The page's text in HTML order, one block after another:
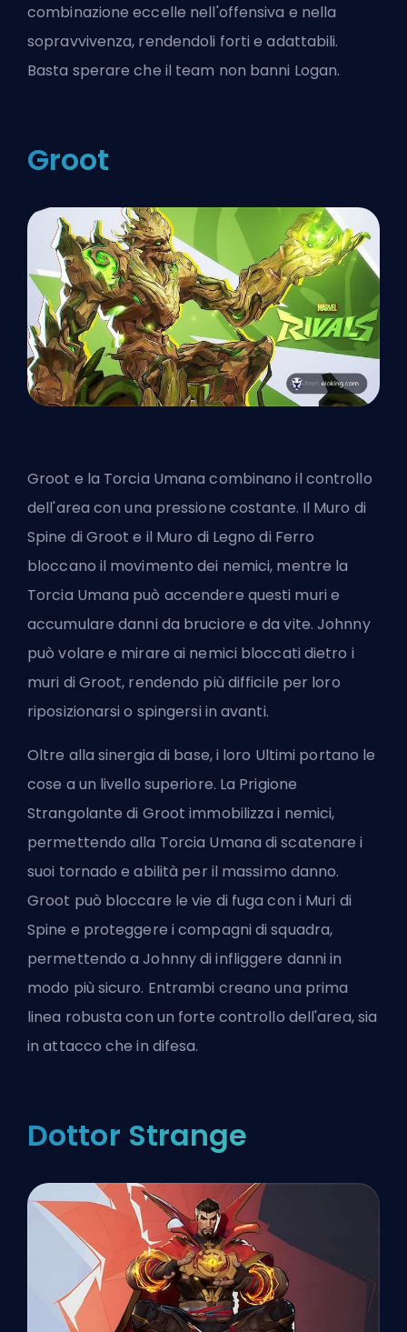
combinazione eccelle nell'offensiva e nella
sopravvivenza, rendendoli forti e adattabili.
Basta sperare che il team non banni Logan.
Groot
Groot e la Torcia Umana combinano il controllo
dell'area con una pressione costante. Il Muro di
Spine di Groot e il Muro di Legno di Ferro
bloccano il movimento dei nemici, mentre la
Torcia Umana può accendere questi muri e
accumulare danni da bruciore e da vite. Johnny
può volare e mirare ai nemici bloccati dietro i
muri di Groot, rendendo più difficile per loro
riposizionarsi o spingersi in avanti.
Oltre alla sinergia di base, i loro Ultimi portano le
cose a un livello superiore. La Prigione
Strangolante di Groot immobilizza i nemici,
permettendo alla Torcia Umana di scatenare i
suoi tornado e abilità per il massimo danno.
Groot può bloccare le vie di fuga con i Muri di
Spine e proteggere i compagni di squadra,
permettendo a Johnny di infliggere danni in
modo più sicuro. Entrambi creano una prima
linea robusta con un forte controllo dell'area, sia
in attacco che in difesa.
Dottor Strange